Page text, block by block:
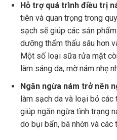
Hỗ trợ quá trình điều trị
tiên và quan trọng trong
sạch sẽ giúp các sản
dưỡng thẩm thấu sâu hơn
Một số loại sữa rửa mặt
làm sáng da, mờ nám nhẹ
Ngăn ngừa nám trở nên
làm sạch da và loại bỏ các
giúp ngăn ngừa tình trạng
do bụi bẩn, bã nhờn và các